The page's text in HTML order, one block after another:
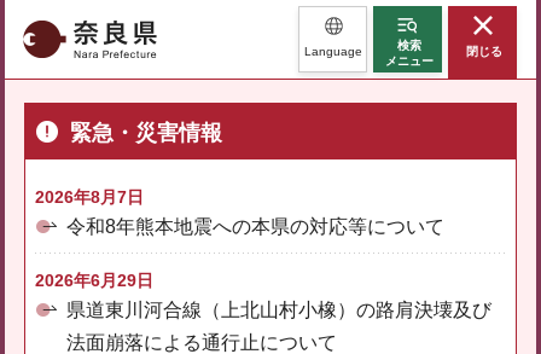
奈良県 Language
検索
メニュー
閉じる
緊急・災害情報
2026年8月7日
令和8年熊本地震への本県の対応等について
2026年6月29日
県道東川河合線（上北山村小橡）の路肩決壊及び
法面崩落による通行止について